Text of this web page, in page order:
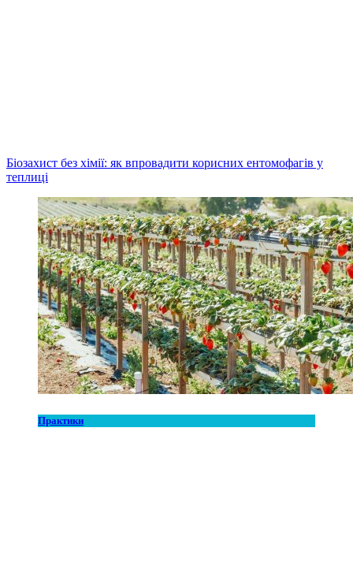
Біозахист без хімії: як впровадити корисних ентомофагів у
теплиці
Практики